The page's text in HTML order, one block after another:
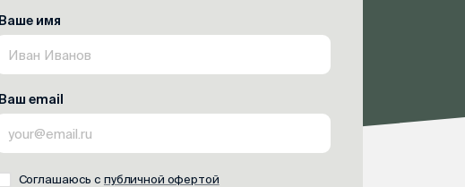
Ваше имя
Ваш email
Соглашаюсь с публичной офертой